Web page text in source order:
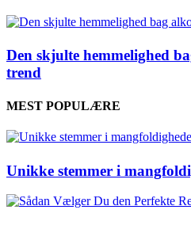
Den skjulte hemmelighed
trend
MEST POPULÆRE
Unikke stemmer i